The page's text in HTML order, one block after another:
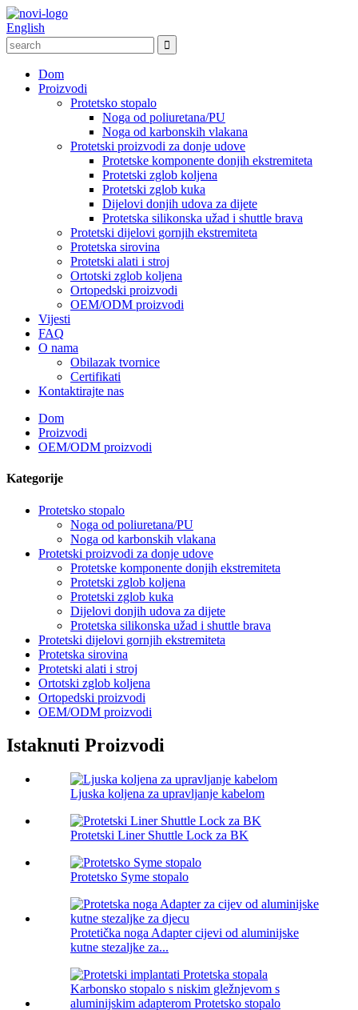
English
Dom
Proizvodi
Protetsko stopalo
Noga od poliuretana/PU
Noga od karbonskih vlakana
Protetski proizvodi za donje udove
Protetske komponente donjih ekstremiteta
Protetski zglob koljena
Protetski zglob kuka
Dijelovi donjih udova za dijete
Protetska silikonska užad i shuttle brava
Protetski dijelovi gornjih ekstremiteta
Protetska sirovina
Protetski alati i stroj
Ortotski zglob koljena
Ortopedski proizvodi
OEM/ODM proizvodi
Vijesti
FAQ
O nama
Obilazak tvornice
Certifikati
Kontaktirajte nas
Dom
Proizvodi
OEM/ODM proizvodi
Kategorije
Protetsko stopalo
Noga od poliuretana/PU
Noga od karbonskih vlakana
Protetski proizvodi za donje udove
Protetske komponente donjih ekstremiteta
Protetski zglob koljena
Protetski zglob kuka
Dijelovi donjih udova za dijete
Protetska silikonska užad i shuttle brava
Protetski dijelovi gornjih ekstremiteta
Protetska sirovina
Protetski alati i stroj
Ortotski zglob koljena
Ortopedski proizvodi
OEM/ODM proizvodi
Istaknuti Proizvodi
Ljuska koljena za upravljanje kabelom
Protetski Liner Shuttle Lock za BK
Protetsko Syme stopalo
Protetička noga Adapter cijevi od aluminijske
kutne stezaljke za...